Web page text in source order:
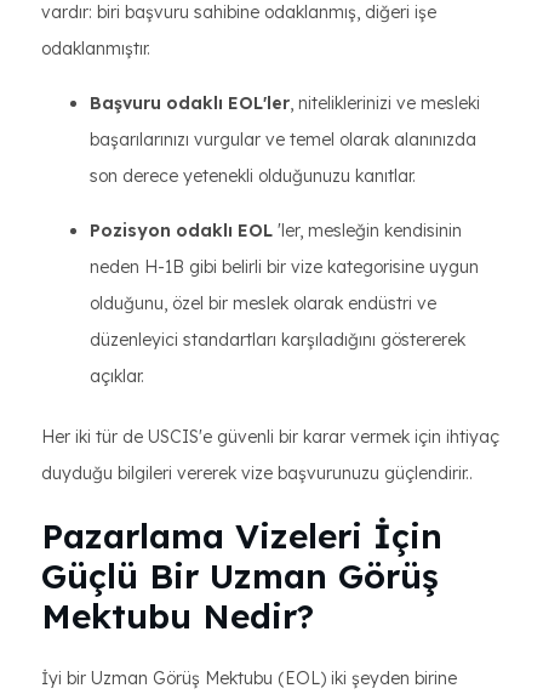
vardır: biri başvuru sahibine odaklanmış, diğeri işe
odaklanmıştır.
Başvuru odaklı EOL'ler, niteliklerinizi ve mesleki
başarılarınızı vurgular ve temel olarak alanınızda
son derece yetenekli olduğunuzu kanıtlar.
Pozisyon odaklı EOL 'ler, mesleğin kendisinin
neden H-1B gibi belirli bir vize kategorisine uygun
olduğunu, özel bir meslek olarak endüstri ve
düzenleyici standartları karşıladığını göstererek
açıklar.
Her iki tür de USCIS'e güvenli bir karar vermek için ihtiyaç
duyduğu bilgileri vererek vize başvurunuzu güçlendirir..
Pazarlama Vizeleri İçin
Güçlü Bir Uzman Görüş
Mektubu Nedir?
İyi bir Uzman Görüş Mektubu (EOL) iki şeyden birine